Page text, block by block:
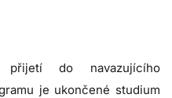
přijetí do navazujícího
je ukončené studium